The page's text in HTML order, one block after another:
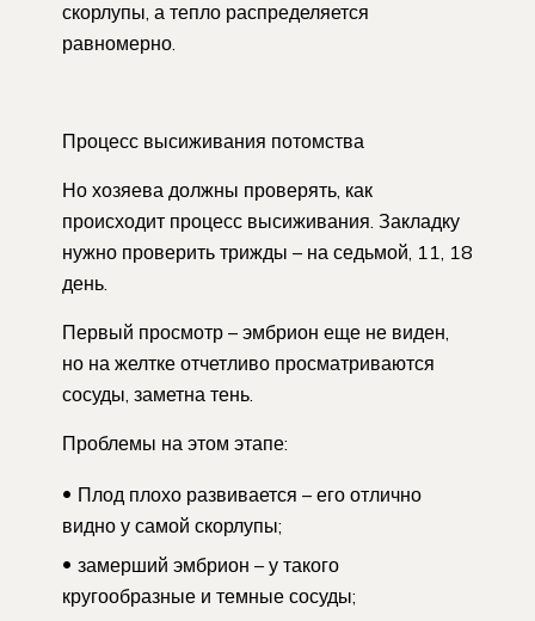
скорлупы, а тепло распределяется
равномерно.
Процесс высиживания потомства
Но хозяева должны проверять, как
происходит процесс высиживания. Закладку
нужно проверить трижды – на седьмой, 11, 18
день.
Первый просмотр – эмбрион еще не виден,
но на желтке отчетливо просматриваются
сосуды, заметна тень.
Проблемы на этом этапе:
Плод плохо развивается – его отлично
видно у самой скорлупы;
замерший эмбрион – у такого
кругообразные и темные сосуды;